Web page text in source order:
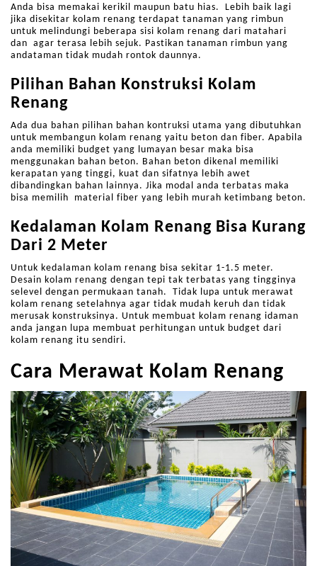
Anda bisa memakai kerikil maupun batu hias. Lebih baik lagi
jika disekitar kolam renang terdapat tanaman yang rimbun
untuk melindungi beberapa sisi kolam renang dari matahari
dan agar terasa lebih sejuk. Pastikan tanaman rimbun yang
andataman tidak mudah rontok daunnya.
Pilihan Bahan Konstruksi Kolam
Renang
Ada dua bahan pilihan bahan kontruksi utama yang dibutuhkan
untuk membangun kolam renang yaitu beton dan fiber. Apabila
anda memiliki budget yang lumayan besar maka bisa
menggunakan bahan beton. Bahan beton dikenal memiliki
kerapatan yang tinggi, kuat dan sifatnya lebih awet
dibandingkan bahan lainnya. Jika modal anda terbatas maka
bisa memilih material fiber yang lebih murah ketimbang beton.
Kedalaman Kolam Renang Bisa Kurang
Dari 2 Meter
Untuk kedalaman kolam renang bisa sekitar 1-1.5 meter.
Desain kolam renang dengan tepi tak terbatas yang tingginya
selevel dengan permukaan tanah. Tidak lupa untuk merawat
kolam renang setelahnya agar tidak mudah keruh dan tidak
merusak konstruksinya. Untuk membuat kolam renang idaman
anda jangan lupa membuat perhitungan untuk budget dari
kolam renang itu sendiri.
Cara Merawat Kolam Renang